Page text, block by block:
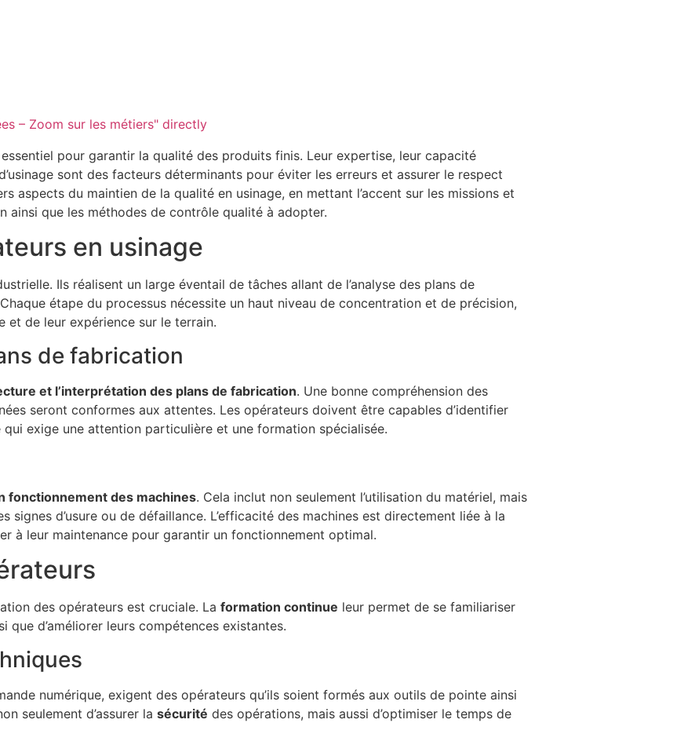
– Zoom sur les métiers" directly
pour garantir la qualité des produits finis. Leur expertise, leur capacité
sont des facteurs déterminants pour éviter les erreurs et assurer le respect
aspects du maintien de la qualité en usinage, en mettant l’accent sur les missions et
ainsi que les méthodes de contrôle qualité à adopter.
en usinage
Ils réalisent un large éventail de tâches allant de l’analyse des plans de
étape du processus nécessite un haut niveau de concentration et de précision,
de leur expérience sur le terrain.
de fabrication
et l’interprétation des plans de fabrication. Une bonne compréhension des
seront conformes aux attentes. Les opérateurs doivent être capables d’identifier
exige une attention particulière et une formation spécialisée.
fonctionnement des machines. Cela inclut non seulement l’utilisation du matériel, mais
d’usure ou de défaillance. L’efficacité des machines est directement liée à la
à leur maintenance pour garantir un fonctionnement optimal.
des opérateurs est cruciale. La formation continue leur permet de se familiariser
que d’améliorer leurs compétences existantes.
numérique, exigent des opérateurs qu’ils soient formés aux outils de pointe ainsi
seulement d’assurer la sécurité des opérations, mais aussi d’optimiser le temps de